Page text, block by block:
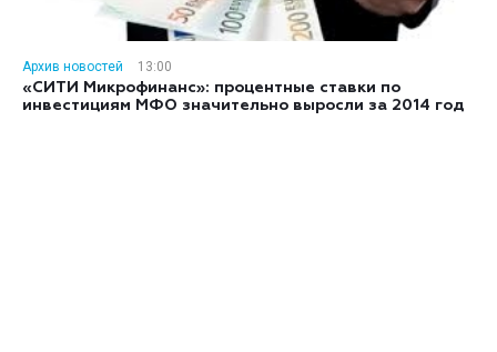
Архив новостей
13:00
«СИТИ Микрофинанс»: процентные ставки по
инвестициям МФО значительно выросли за 2014 год